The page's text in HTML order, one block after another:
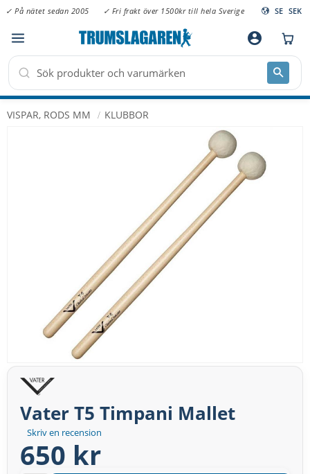
Meny
✓ På nätet sedan 2005 ✓ Fri frakt över 1500kr till hela Sverige SE SEK
account_circle
VISPAR, RODS MM KLUBBOR
Skriv en recension
Vater T5 Timpani Mallet
650 kr